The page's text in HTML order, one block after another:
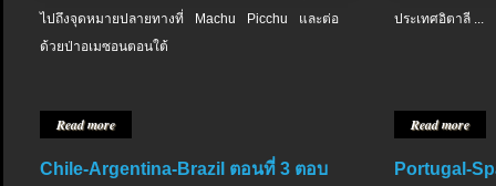
ไปถึงจุดหมายปลายทางที่ Machu Picchu และต่อ
ด้วยป่าอเมซอนตอนใต้
Read more
ประเทศอิตาลี ...
Read more
Chile-Argentina-Brazil ตอนที่ 3 ตอบ
Portugal-